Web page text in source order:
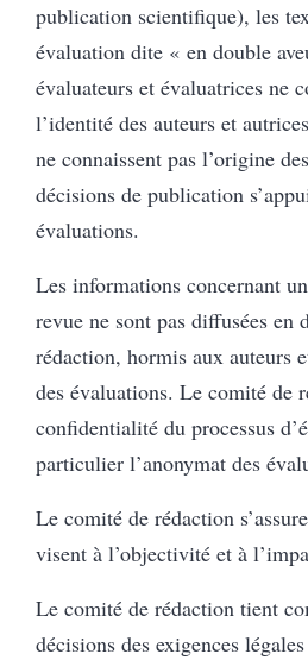
publication scientifique), les
évaluation dite « en double
évaluateurs et évaluatrices ne
l’identité des auteurs et
ne connaissent pas l’origine
décisions de publication
évaluations.
Les informations concernant
revue ne sont pas diffusées en
rédaction, hormis aux auteurs
des évaluations. Le comité de
confidentialité du processus
particulier l’anonymat des
Le comité de rédaction
visent à l’objectivité et à
Le comité de rédaction tient
décisions des exigences